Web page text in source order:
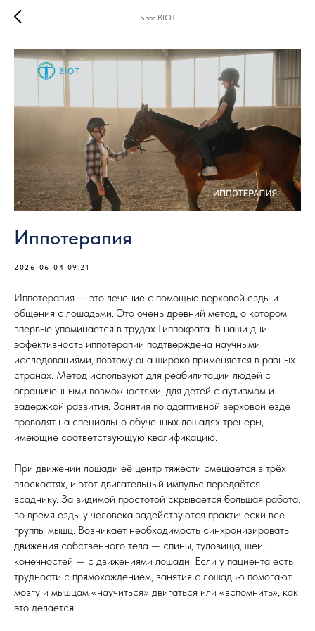
Блог BIOT
Иппотерапия
2026-06-04 09:21
Иппотерапия — это лечение с помощью верховой езды и
общения с лошадьми. Это очень древний метод, о котором
впервые упоминается в трудах Гиппократа. В наши дни
эффективность иппотерапии подтверждена научными
исследованиями, поэтому она широко применяется в разных
странах. Метод используют для реабилитации людей с
ограниченными возможностями, для детей с аутизмом и
задержкой развития. Занятия по адаптивной верховой езде
проводят на специально обученных лошадях тренеры,
имеющие соответствующую квалификацию.
При движении лошади её центр тяжести смещается в трёх
плоскостях, и этот двигательный импульс передаётся
всаднику. За видимой простотой скрывается большая работа:
во время езды у человека задействуются практически все
группы мышц. Возникает необходимость синхронизировать
движения собственного тела — спины, туловища, шеи,
конечностей — с движениями лошади. Если у пациента есть
трудности с прямохождением, занятия с лошадью помогают
мозгу и мышцам «научиться» двигаться или «вспомнить», как
это делается.